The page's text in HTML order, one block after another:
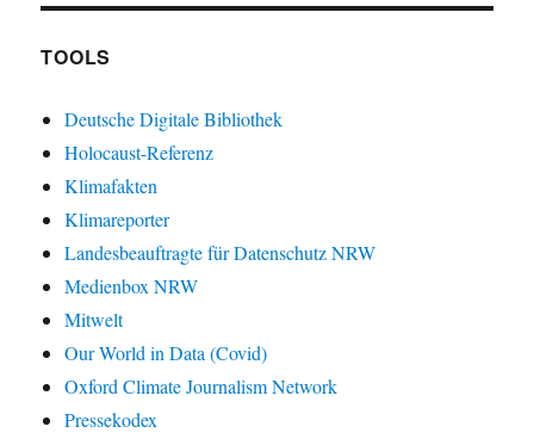
TOOLS
Deutsche Digitale Bibliothek
Holocaust-Referenz
Klimafakten
Klimareporter
Landesbeauftragte für Datenschutz NRW
Medienbox NRW
Mitwelt
Our World in Data (Covid)
Oxford Climate Journalism Network
Pressekodex